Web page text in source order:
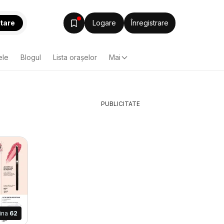
Logare Înregistrare
Blogul Lista oraşelor Mai
62
PUBLICITATE